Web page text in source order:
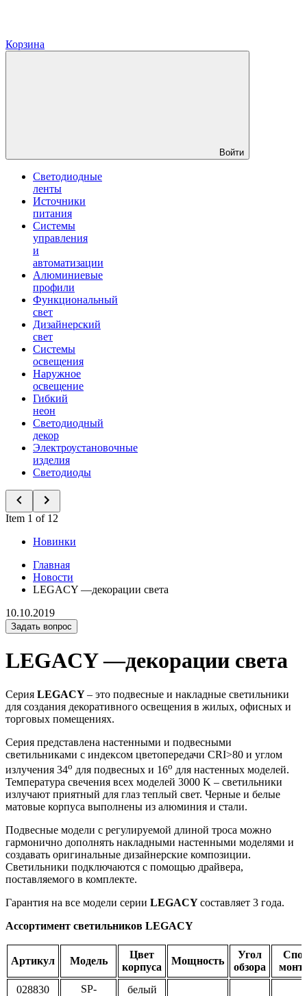
Корзина
Войти
Светодиодные
ленты
Источники
питания
Системы
управления
и
автоматизации
Алюминиевые
профили
Функциональный
свет
Дизайнерский
свет
Системы
освещения
Наружное
освещение
Гибкий
неон
Светодиодный
декор
Электроустановочные
изделия
Светодиоды
Item 1 of 12
Новинки
Главная
Новости
LEGACY —декорации света
10.10.2019
Задать вопрос
LEGACY —декорации света
Серия LEGACY– это подвесные и накладные светильники
для создания декоративного освещения в жилых, офисных и
торговых помещениях.
Серия представлена настенными и подвесными
светильниками с индексом цветопередачи CRI>80 и углом
излучения 34o для подвесных и 16o для настенных моделей.
Температура свечения всех моделей 3000 K – светильники
излучают приятный для глаз теплый свет. Черные и белые
матовые корпуса выполнены из алюминия и стали.
Подвесные модели с регулируемой длиной троса можно
гармонично дополнять накладными настенными моделями и
создавать оригинальные дизайнерские композиции.
Светильники подключаются с помощью драйвера,
поставляемого в комплекте.
Гарантия на все модели серии LEGACYсоставляет 3 года.
Ассортимент светильников LEGACY
Артикул Модель
Цвет
корпуса
Мощность
Угол
обзора
028830
SP-
белый